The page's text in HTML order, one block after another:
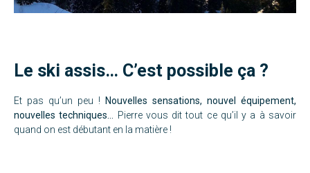
Le ski assis… C’est possible ça ?
Et pas qu’un peu !
Nouvelles sensations, nouvel équipement,
nouvelles techniques…
Pierre vous dit tout ce qu’il y a à savoir
quand on est débutant en la matière !